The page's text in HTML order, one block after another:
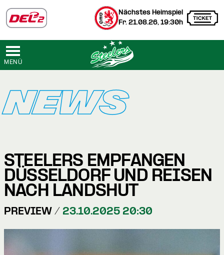
Nächstes Heimspiel
Fr. 21.08.26, 19:30h
MENÜ
NEWS
STEELERS EMPFANGEN
DÜSSELDORF UND REISEN
NACH LANDSHUT
PREVIEW / 23.10.2025 20:30